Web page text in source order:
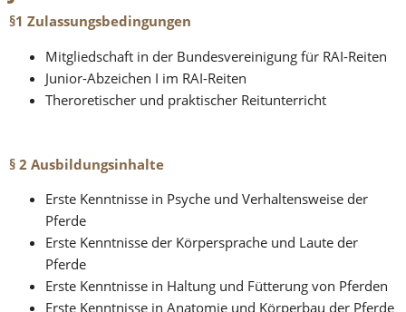
§1 Zulassungsbedingungen
Mitgliedschaft in der Bundesvereinigung für RAI-Reiten
Junior-Abzeichen I im RAI-Reiten
Theroretischer und praktischer Reitunterricht
§ 2 Ausbildungsinhalte
Erste Kenntnisse in Psyche und Verhaltensweise der
Pferde
Erste Kenntnisse der Körpersprache und Laute der
Pferde
Erste Kenntnisse in Haltung und Fütterung von Pferden
Erste Kenntnisse in Anatomie und Körperbau der Pferde